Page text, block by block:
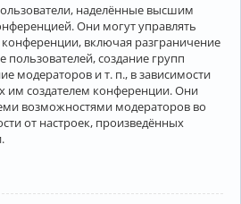
наделённые высшим
Они могут управлять
включая разграничение
пользователей, создание групп
модераторов и т. п., в зависимости
им создателем конференции. Они
возможностями модераторов во
от настроек, произведённых